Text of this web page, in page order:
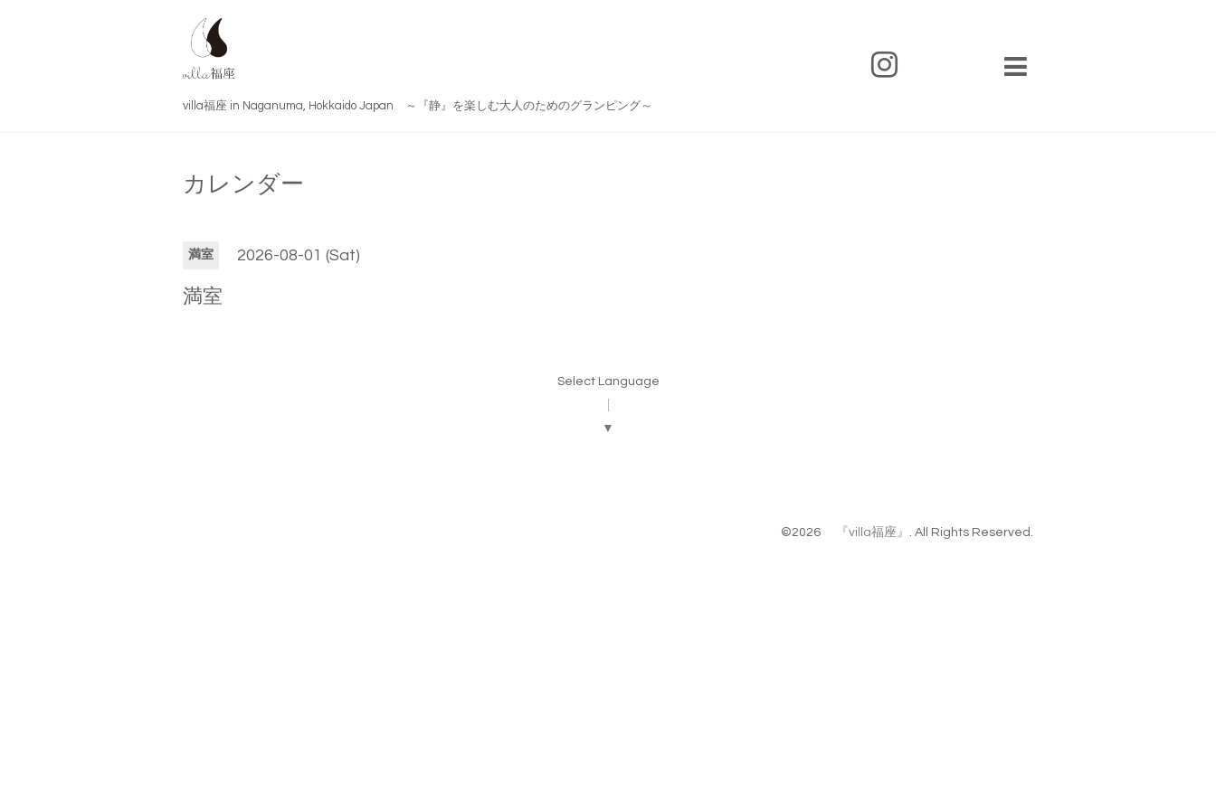
villa福座 in Naganuma, Hokkaido Japan ～『静』を楽しむ大人のためのグランピング～
カレンダー
満室 2026-08-01 (Sat)
満室
Select Language
▼
©2026 『villa福座』 . All Rights Reserved.